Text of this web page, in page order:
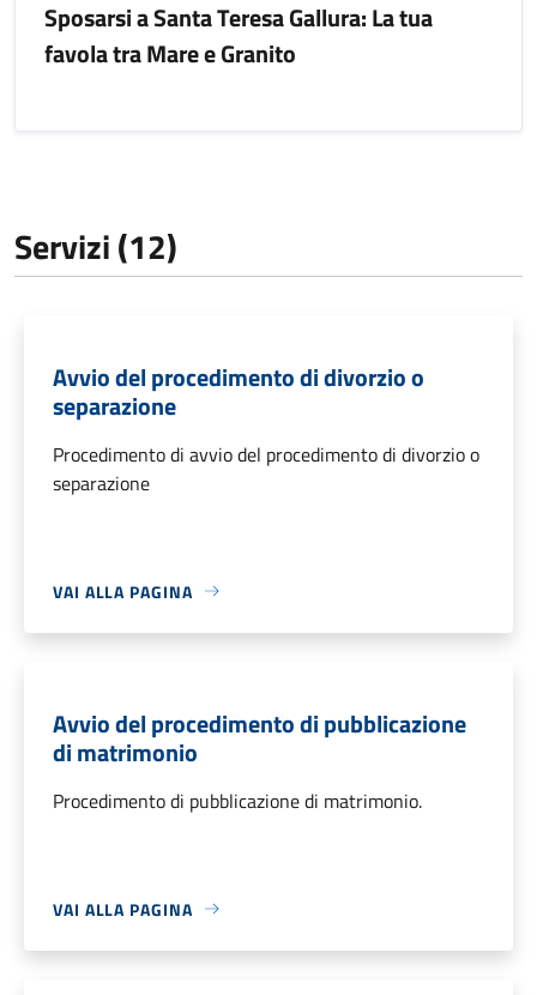
Sposarsi a Santa Teresa Gallura: La tua
favola tra Mare e Granito
Servizi (12)
Avvio del procedimento di divorzio o
separazione
Procedimento di avvio del procedimento di divorzio o
separazione
VAI ALLA PAGINA
Avvio del procedimento di pubblicazione
di matrimonio
Procedimento di pubblicazione di matrimonio.
VAI ALLA PAGINA